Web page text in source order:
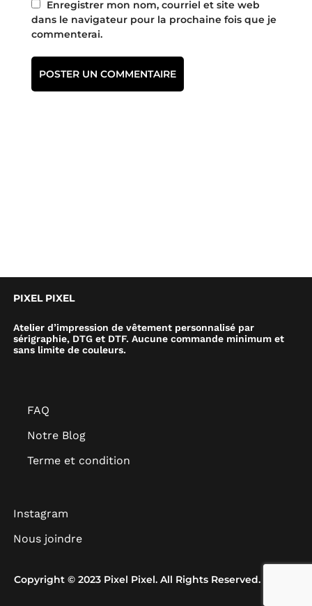
Enregistrer mon nom, courriel et site web
dans le navigateur pour la prochaine fois que je
commenterai.
PIXEL PIXEL
Atelier d’impression de vêtement personnalisé par
sérigraphie, DTG et DTF. Aucune commande minimum et
sans limite de couleurs.
FAQ
Notre Blog
Terme et condition
Instagram
Nous joindre
Copyright © 2023 Pixel Pixel. All Rights Reserved.